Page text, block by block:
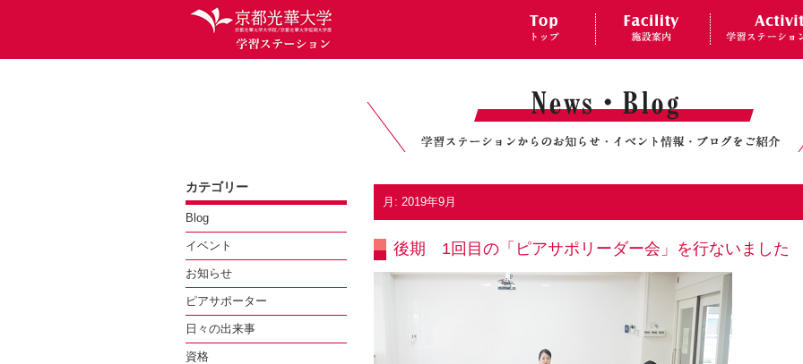
月: 2019年9月
後期 1回目の「ピアサポリーダー会」を行ないました
カテゴリー
Blog
イベント
お知らせ
ピアサポーター
日々の出来事
資格